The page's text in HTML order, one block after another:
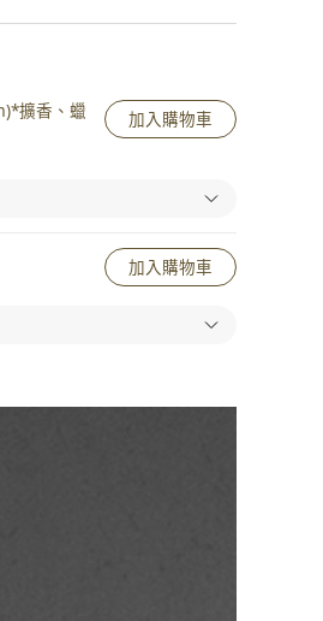
擴香、蠟
加入購物車
加入購物車